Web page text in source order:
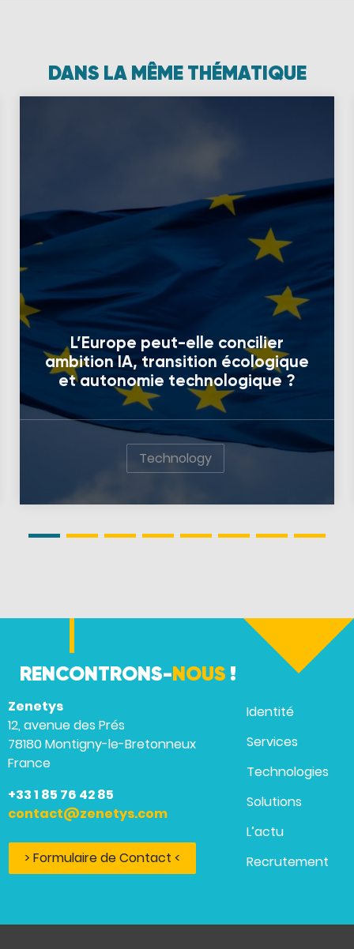
DANS LA MÊME THÉMATIQUE
L’Europe peut-elle concilier
ambition IA, transition écologique
et autonomie technologique ?
Technology
RENCONTRONS-NOUS !
Zenetys
12, avenue des Prés
78180 Montigny-le-Bretonneux
France
+33 1 85 76 42 85
contact@zenetys.com
> Formulaire de Contact <
Identité
Services
Technologies
Solutions
L’actu
Recrutement